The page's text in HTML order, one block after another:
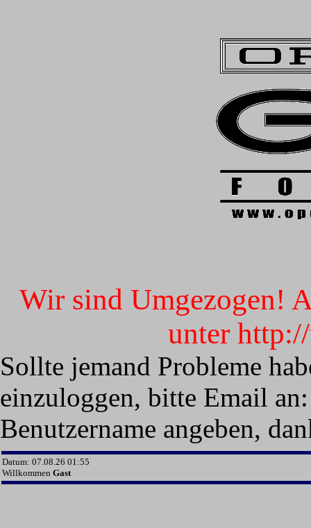
Wir sind Umgezogen!
unter
Sollte jemand Probleme
einzuloggen, bitte Email
Benutzername angeben,
Datum: 07.08.26 01:55
Willkommen Gast